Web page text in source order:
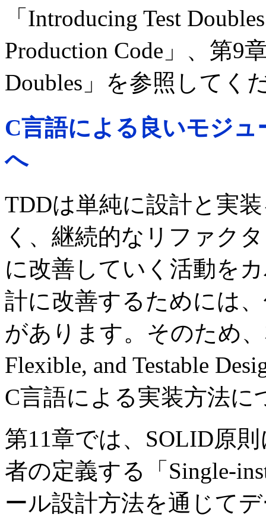
「Introducing Test
Production Code」、第9
Doubles」を参照してく
C言語による良いモジ
へ
TDDは単純に設計と実
く、継続的なリファク
に改善していく活動を
計に改善するためには
があります。そのため
Flexible, and Testable
C言語による実装方法
第11章では、SOLID原
者の定義する「Single-
ール設計方法を通じて